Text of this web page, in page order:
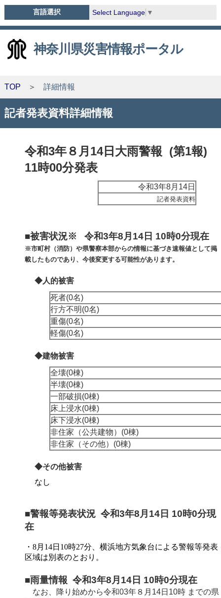
言語選択 Select Language ▼
神奈川県災害情報ポータル
TOP 詳細情報
記者発表資料詳細情報
令和3年８月14日大雨警報 (第1報)
11時00分発表
令和3年8月14日
記者発表資料
■被害状況※ 令和3年8月14日 10時0分現在
※市町村（消防）や県警察本部からの情報に基づき速報値として掲
載したものであり、今後変更する可能性があります。
◆人的被害
死者(0名)
行方不明(0名)
重傷(0名)
軽傷(0名)
◆建物被害
全壊(0棟)
半壊(0棟)
一部破損(0棟)
床上浸水(0棟)
床下浸水(0棟)
非住家（公共建物）(0棟)
非住家（その他）(0棟)
◆その他被害
なし
■警報等発表状況 令和3年8月14日 10時0分現
在
・8月14日10時27分、横浜地方気象台による警報等発表
区域は別表のとおり。
■雨量情報 令和3年8月14日 10時0分現在
なお、降り始めから令和03年８月14日10時 までの県